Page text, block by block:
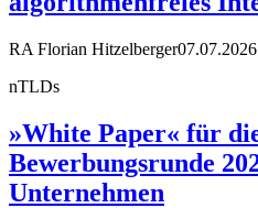
RA Florian Hitzelberger07.07.2026
nTLDs
»White Paper« für
Bewerbungsrunde
Unternehmen